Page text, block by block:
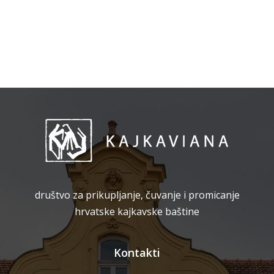
društvo za prikupljanje, čuvanje i promicanje
hrvatske kajkavske baštine
Kontakti